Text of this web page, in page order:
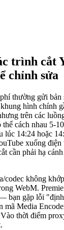
trình cắt
chỉnh sửa
thường gửi bản
hình chính
trên các
cách nhau 5-
lúc 14:24 hoặc
xuống điện
cần phải hạ
codec không
WebM.
bạn gặp lỗi
mã Media
thời điểm